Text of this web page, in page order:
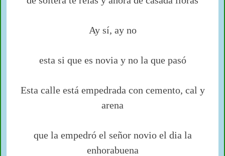
Ay sí, ay no
esta si que es novia y no la que pasó
Esta calle está empedrada con cemento, cal y
arena
que la empedró el señor novio el dia la
enhorabuena